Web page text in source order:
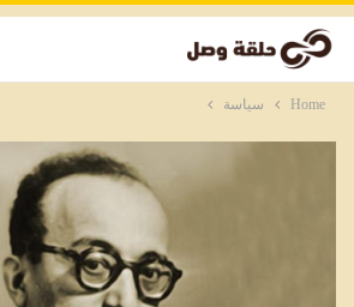
Home سياسة